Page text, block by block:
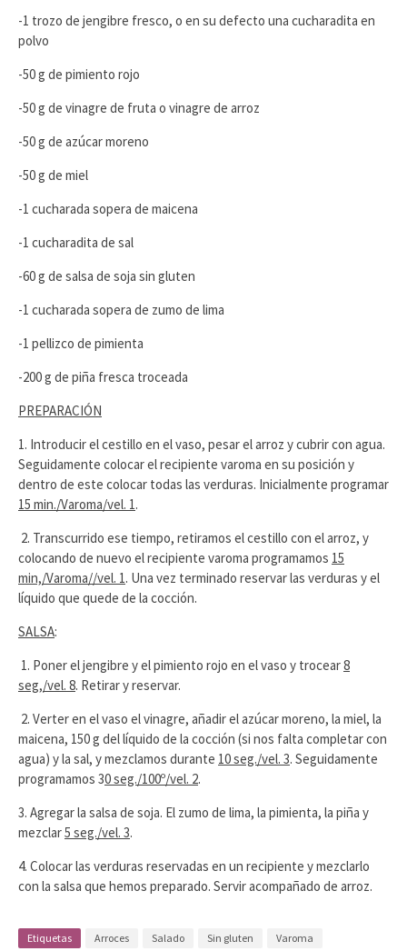
-1 trozo de jengibre fresco, o en su defecto una cucharadita en
polvo
-50 g de pimiento rojo
-50 g de vinagre de fruta o vinagre de arroz
-50 g de azúcar moreno
-50 g de miel
-1 cucharada sopera de maicena
-1 cucharadita de sal
-60 g de salsa de soja sin gluten
-1 cucharada sopera de zumo de lima
-1 pellizco de pimienta
-200 g de piña fresca troceada
PREPARACIÓN
1. Introducir el cestillo en el vaso, pesar el arroz y cubrir con agua.
Seguidamente colocar el recipiente varoma en su posición y
dentro de este colocar todas las verduras. Inicialmente programar
15 min./Varoma/vel. 1.
2. Transcurrido ese tiempo, retiramos el cestillo con el arroz, y
colocando de nuevo el recipiente varoma programamos 15
min,/Varoma//vel. 1. Una vez terminado reservar las verduras y el
líquido que quede de la cocción.
SALSA:
1. Poner el jengibre y el pimiento rojo en el vaso y trocear8
seg,/vel. 8. Retirar y reservar.
2. Verter en el vaso el vinagre, añadir el azúcar moreno, la miel, la
maicena, 150 g del líquido de la cocción (si nos falta completar con
agua) y la sal, y mezclamos durante 10 seg./vel. 3. Seguidamente
programamos 30 seg./100º/vel. 2.
3. Agregar la salsa de soja. El zumo de lima, la pimienta, la piña y
mezclar5 seg./vel. 3.
4. Colocar las verduras reservadas en un recipiente y mezclarlo
con la salsa que hemos preparado. Servir acompañado de arroz.
Etiquetas Arroces Salado Sin gluten Varoma